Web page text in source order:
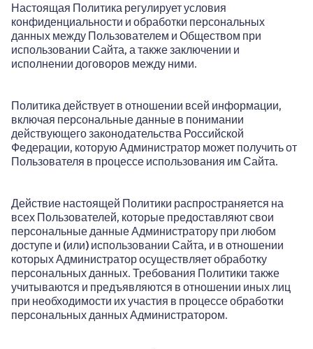
Настоящая Политика регулирует условия
конфиденциальности и обработки персональных
данных между Пользователем и Обществом при
использовании Сайта, а также заключении и
исполнении договоров между ними.
Политика действует в отношении всей информации,
включая персональные данные в понимании
действующего законодательства Российской
Федерации, которую Администратор может получить от
Пользователя в процессе использования им Сайта.
Действие настоящей Политики распространяется на
всех Пользователей, которые предоставляют свои
персональные данные Администратору при любом
доступе и (или) использовании Сайта, и в отношении
которых Администратор осуществляет обработку
персональных данных. Требования Политики также
учитываются и предъявляются в отношении иных лиц
при необходимости их участия в процессе обработки
персональных данных Администратором.